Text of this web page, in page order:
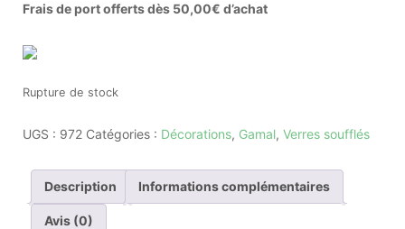
Frais de port offerts dès 50,00€ d’achat
Rupture de stock
UGS : 972 Catégories : Décorations, Gamal, Verres soufflés
Description Informations complémentaires
Avis (0)